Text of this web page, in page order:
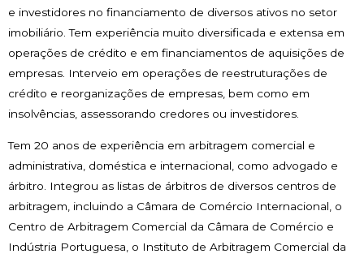
e investidores no financiamento de diversos ativos no setor
imobiliário. Tem experiência muito diversificada e extensa em
operações de crédito e em financiamentos de aquisições de
empresas. Interveio em operações de reestruturações de
crédito e reorganizações de empresas, bem como em
insolvências, assessorando credores ou investidores.
Tem 20 anos de experiência em arbitragem comercial e
administrativa, doméstica e internacional, como advogado e
árbitro. Integrou as listas de árbitros de diversos centros de
arbitragem, incluindo a Câmara de Comércio Internacional, o
Centro de Arbitragem Comercial da Câmara de Comércio e
Indústria Portuguesa, o Instituto de Arbitragem Comercial da